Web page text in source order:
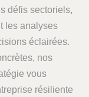
défis sectoriels,
les analyses
éclairées.
nos
vous
résiliente